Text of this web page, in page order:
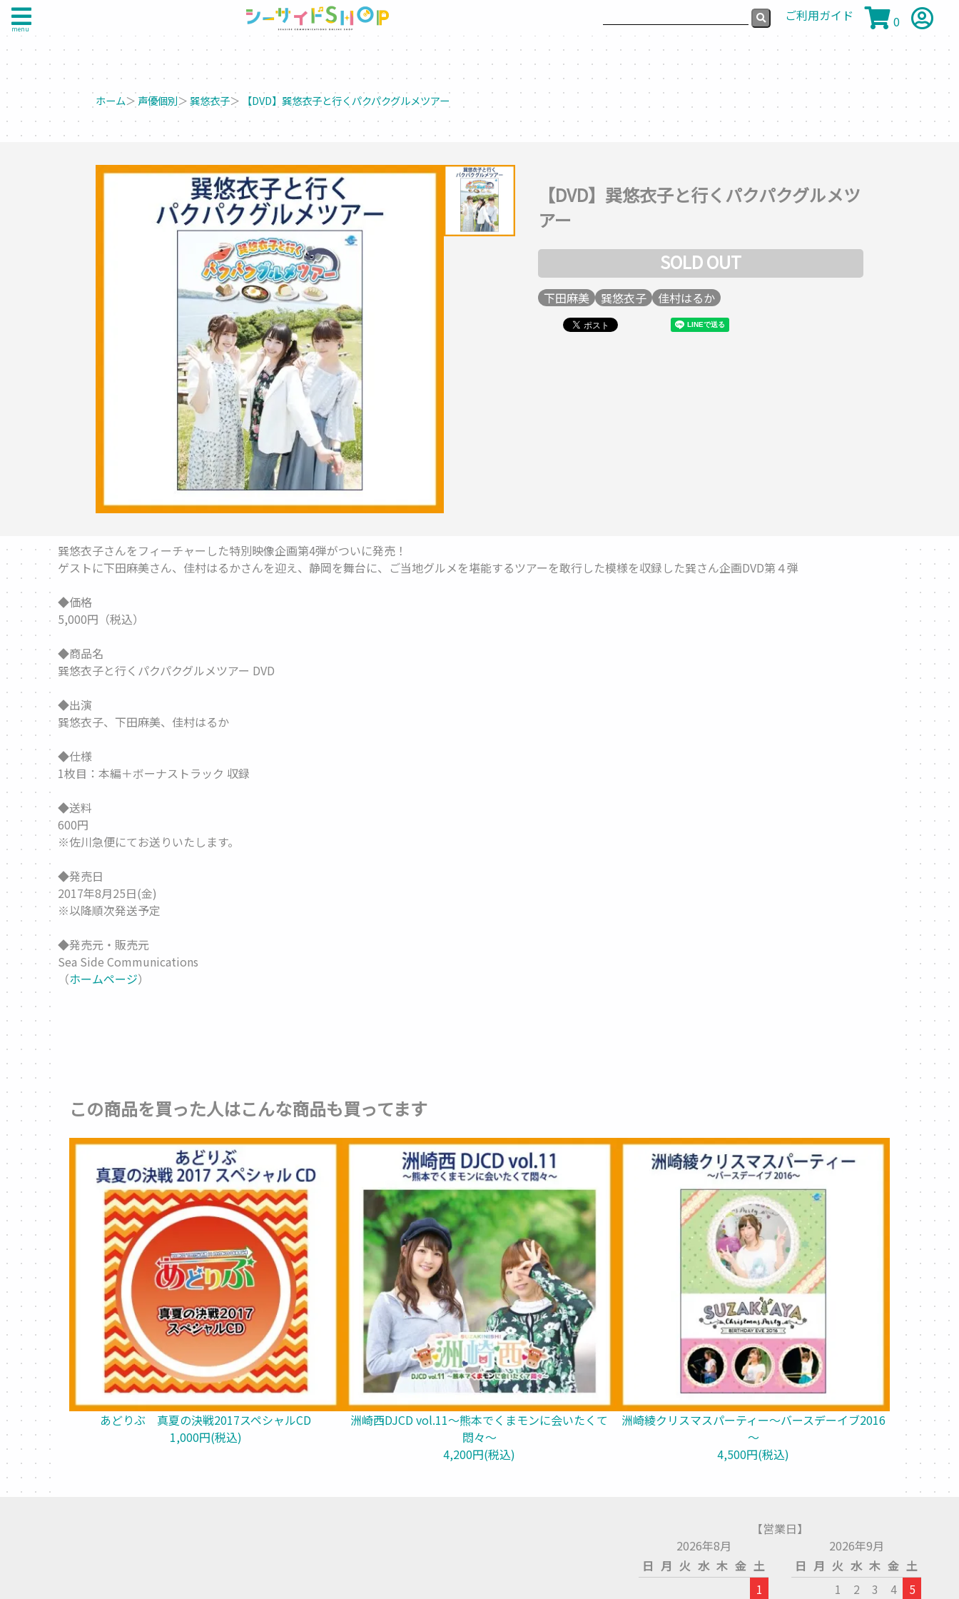
menu
ご利用ガイド 0
ホーム＞ 声優個別＞巽悠衣子＞ 【DVD】巽悠衣子と行くパクパクグルメツアー
【DVD】巽悠衣子と行くパクパクグルメツ
アー
SOLD OUT
下田麻美 巽悠衣子 佳村はるか
巽悠衣子さんをフィーチャーした特別映像企画第4弾がついに発売！
ゲストに下田麻美さん、佳村はるかさんを迎え、静岡を舞台に、ご当地グルメを堪能するツアーを敢行した模様を収録した巽さん企画DVD第４弾
◆価格
5,000円（税込）
◆商品名
巽悠衣子と行くパクパクグルメツアー DVD
◆出演
巽悠衣子、下田麻美、佳村はるか
◆仕様
1枚目：本編＋ボーナストラック 収録
◆送料
600円
※佐川急便にてお送りいたします。
◆発売日
2017年8月25日(金)
※以降順次発送予定
◆発売元・販売元
Sea Side Communications
（ホームページ）
この商品を買った人はこんな商品も買ってます
あどりぶ 真夏の決戦2017スペシャルCD
1,000円(税込)
洲崎西DJCD vol.11～熊本でくまモンに会いたくて
悶々～
4,200円(税込)
洲崎綾クリスマスパーティー～バースデーイブ2016
～
4,500円(税込)
【営業日】
2026年8月
日 月 火 水 木 金 土
1
2026年9月
日 月 火 水 木 金 土
1
2 3 4 5